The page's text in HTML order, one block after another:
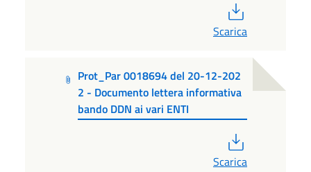
Scarica
Prot_Par 0018694 del 20-12-202
2 - Documento lettera informativa
bando DDN ai vari ENTI
Scarica